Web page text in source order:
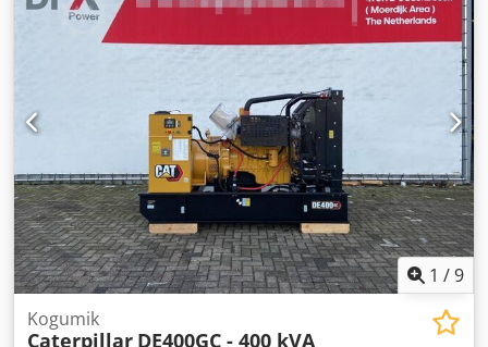
1 /9
Kogumik
Caterpillar DE400GC - 400 kVA